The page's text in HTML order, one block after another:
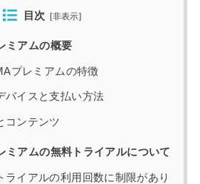
目次 [非表示]
ミアムの概要
プレミアムの特徴
バイスと支払い方法
コンテンツ
ミアムの無料トライアルについて
ライアルの利用回数に制限があり